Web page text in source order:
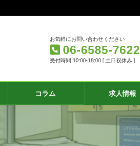
お気軽にお問い合わせください
06-6585-7622
受付時間 10:00-18:00 [ 土日祝休み ]
コラム 求人情報